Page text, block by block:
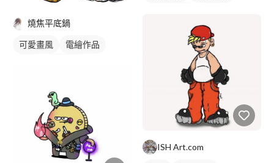
燒焦平底鍋
可愛畫風
電繪作品
ISH Art.com